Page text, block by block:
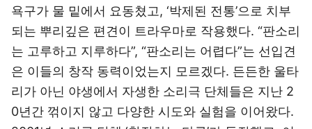
욕구가 물 밑에서 요동쳤고, ‘박제된 전통’으로 치부
되는 뿌리깊은 편견이 트라우마로 작용했다. “판소리
는 고루하고 지루하다”, “판소리는 어렵다”는 선입견
은 이들의 창작 동력이었는지 모르겠다. 든든한 울타
리가 아닌 야생에서 자생한 소리극 단체들은 지난 2
0년간 꺾이지 않고 다양한 시도와 실험을 이어왔다.